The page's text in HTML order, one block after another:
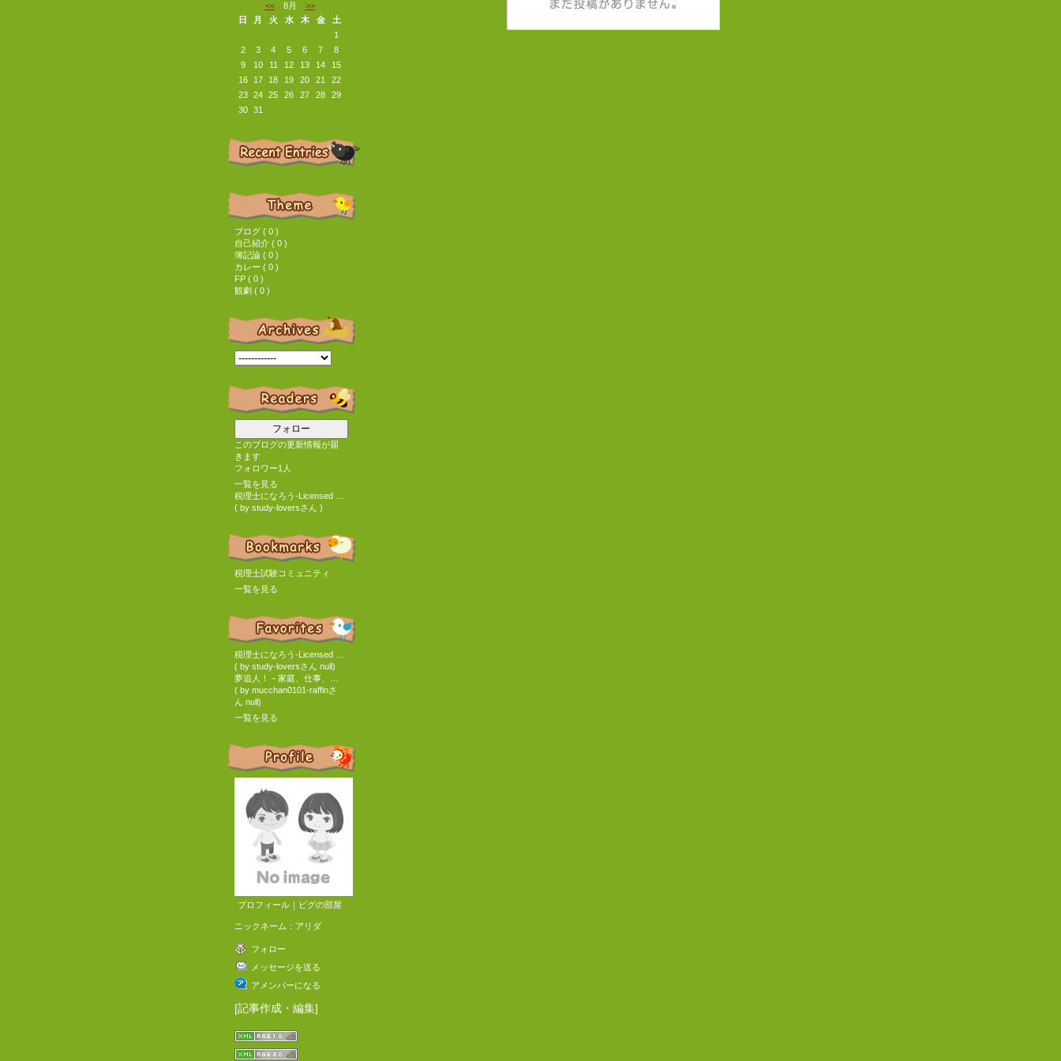
<< 8月
>>
日
月 火 水 木 金
土
1
2
3 4 5 6 7
8
9
10 11 12 13 14
15
16
17 18 19 20 21
22
23
24 25 26 27 28
29
30
31
ブログ ( 0 )
自己紹介 ( 0 )
簿記論 ( 0 )
カレー ( 0 )
FP ( 0 )
観劇 ( 0 )
フォロー
このブログの更新情報が届
きます
フォロワー1人
一覧を見る
( by study-loversさん )
税理士試験コミュニティ
一覧を見る
( by study-loversさん null)
( by mucchan0101-raffinさ
ん null)
一覧を見る
プロフィール ｜ ピグの部屋
ニックネーム： アリダ
フォロー
メッセージを送る
アメンバーになる
[記事作成・編集]